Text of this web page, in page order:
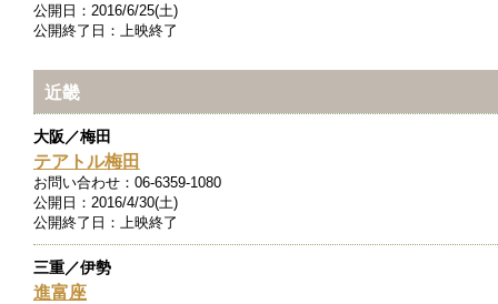
公開日： 2016/6/25(土)
公開終了日： 上映終了
近畿
大阪／梅田
テアトル梅田
お問い合わせ： 06-6359-1080
公開日： 2016/4/30(土)
公開終了日： 上映終了
三重／伊勢
進富座